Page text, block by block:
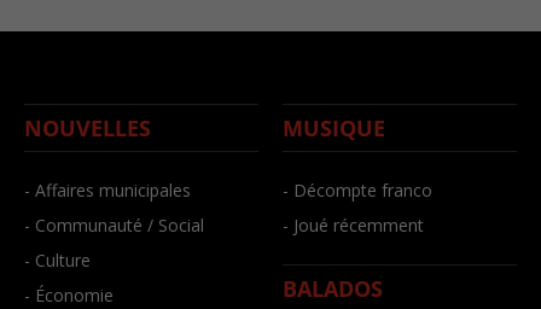
NOUVELLES
- Affaires municipales
- Communauté / Social
- Culture
- Économie
MUSIQUE
- Décompte franco
- Joué récemment
BALADOS